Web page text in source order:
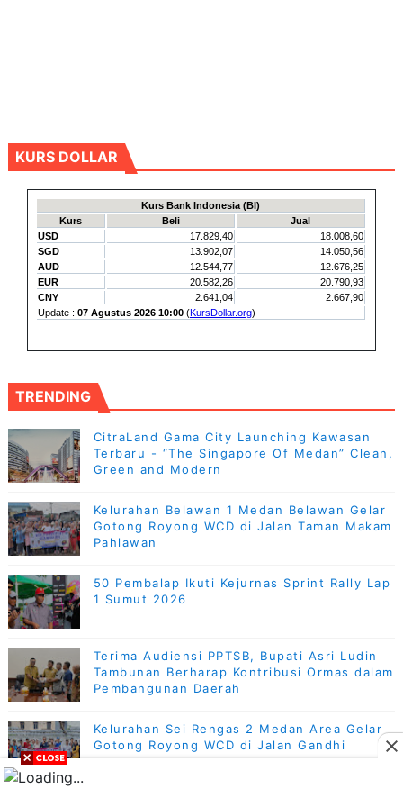
KURS DOLLAR
TRENDING
CitraLand Gama City Launching Kawasan
Terbaru - “The Singapore Of Medan” Clean,
Green and Modern
Kelurahan Belawan 1 Medan Belawan Gelar
Gotong Royong WCD di Jalan Taman Makam
Pahlawan
50 Pembalap Ikuti Kejurnas Sprint Rally Lap
1 Sumut 2026
Terima Audiensi PPTSB, Bupati Asri Ludin
Tambunan Berharap Kontribusi Ormas dalam
Pembangunan Daerah
Kelurahan Sei Rengas 2 Medan Area Gelar
Gotong Royong WCD di Jalan Gandhi